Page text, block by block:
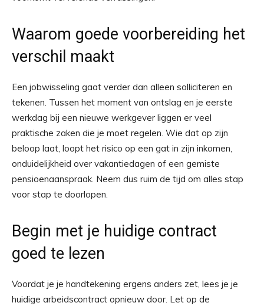
Waarom goede voorbereiding het
verschil maakt
Een jobwisseling gaat verder dan alleen solliciteren en
tekenen. Tussen het moment van ontslag en je eerste
werkdag bij een nieuwe werkgever liggen er veel
praktische zaken die je moet regelen. Wie dat op zijn
beloop laat, loopt het risico op een gat in zijn inkomen,
onduidelijkheid over vakantiedagen of een gemiste
pensioenaanspraak. Neem dus ruim de tijd om alles stap
voor stap te doorlopen.
Begin met je huidige contract
goed te lezen
Voordat je je handtekening ergens anders zet, lees je je
huidige arbeidscontract opnieuw door. Let op de